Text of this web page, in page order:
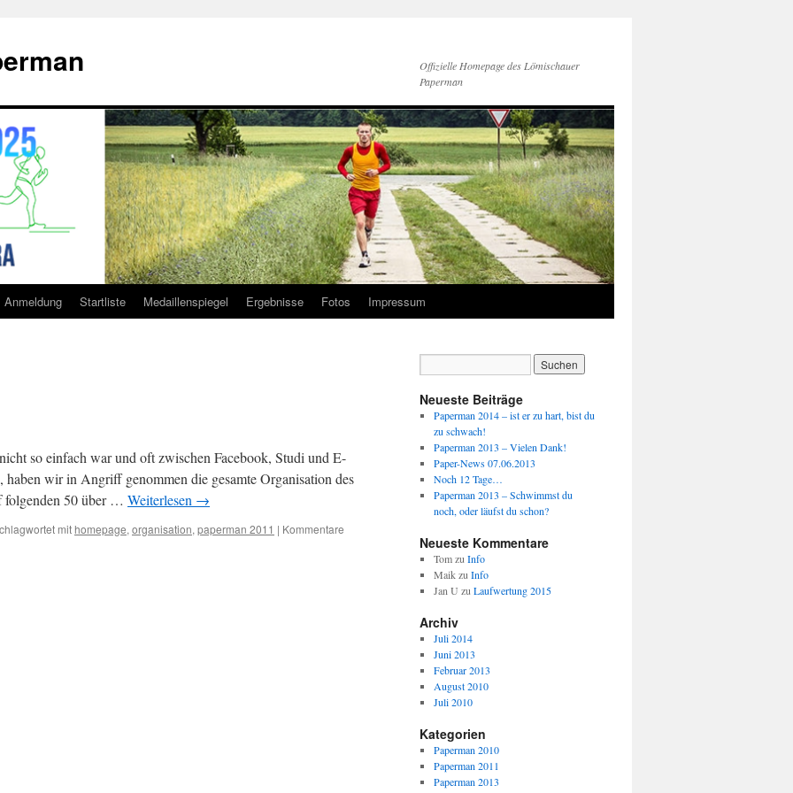
Offizielle Homepage des Lömischauer
Paperman
Anmeldung Startliste Medaillenspiegel Ergebnisse Fotos Impressum
so einfach war und oft zwischen Facebook, Studi und E-
wir in Angriff genommen die gesamte Organisation des
folgenden 50 über … Weiterlesen →
mit homepage, organisation, paperman 2011 | Kommentare
Neueste Beiträge
Paperman 2014 – ist er zu hart, bist du
zu schwach!
Paperman 2013 – Vielen Dank!
Paper-News 07.06.2013
Noch 12 Tage…
Paperman 2013 – Schwimmst du
noch, oder läufst du schon?
Neueste Kommentare
Tomzu Info
Maikzu Info
Jan U zu Laufwertung 2015
Archiv
Juli 2014
Juni 2013
Februar 2013
August 2010
Juli 2010
Kategorien
Paperman 2010
Paperman 2011
Paperman 2013